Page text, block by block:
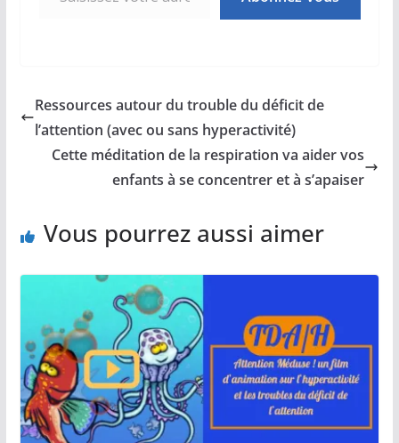
Ressources autour du trouble du déficit de
l’attention (avec ou sans hyperactivité)
Cette méditation de la respiration va aider vos
enfants à se concentrer et à s’apaiser
Vous pourrez aussi aimer